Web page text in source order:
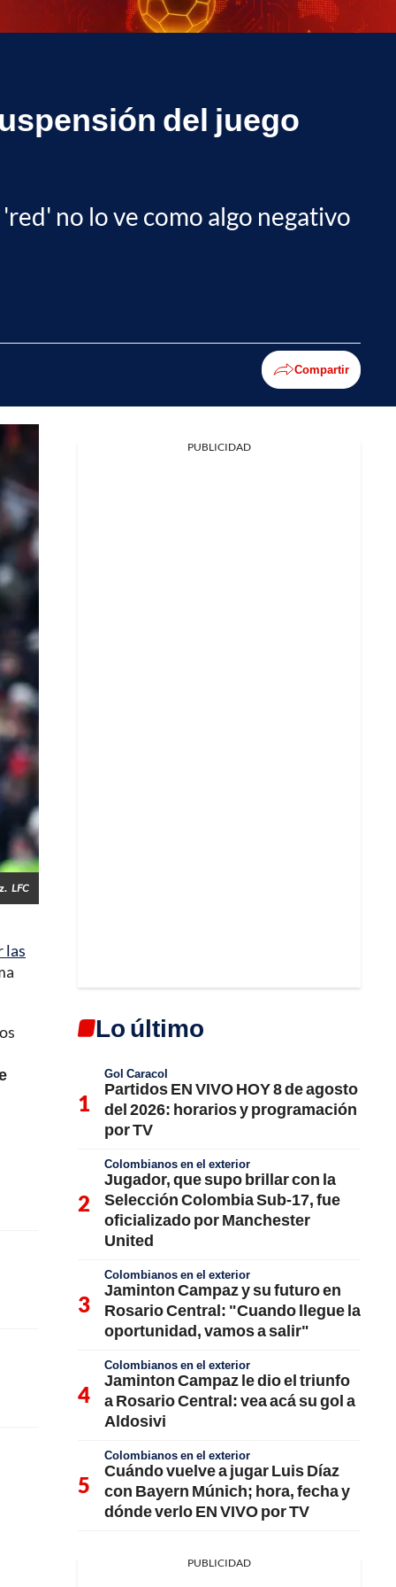
del juego
no lo ve como algo negativo
Compartir
LFC
las
PUBLICIDAD
Lo último
Gol Caracol
Partidos EN VIVO HOY 8 de agosto
del 2026: horarios y programación
por TV
Colombianos en el exterior
Jugador, que supo brillar con la
Selección Colombia Sub-17, fue
oficializado por Manchester
United
Colombianos en el exterior
Jaminton Campaz y su futuro en
Rosario Central: "Cuando llegue la
oportunidad, vamos a salir"
Colombianos en el exterior
Jaminton Campaz le dio el triunfo
a Rosario Central: vea acá su gol a
Aldosivi
Colombianos en el exterior
Cuándo vuelve a jugar Luis Díaz
con Bayern Múnich; hora, fecha y
dónde verlo EN VIVO por TV
PUBLICIDAD